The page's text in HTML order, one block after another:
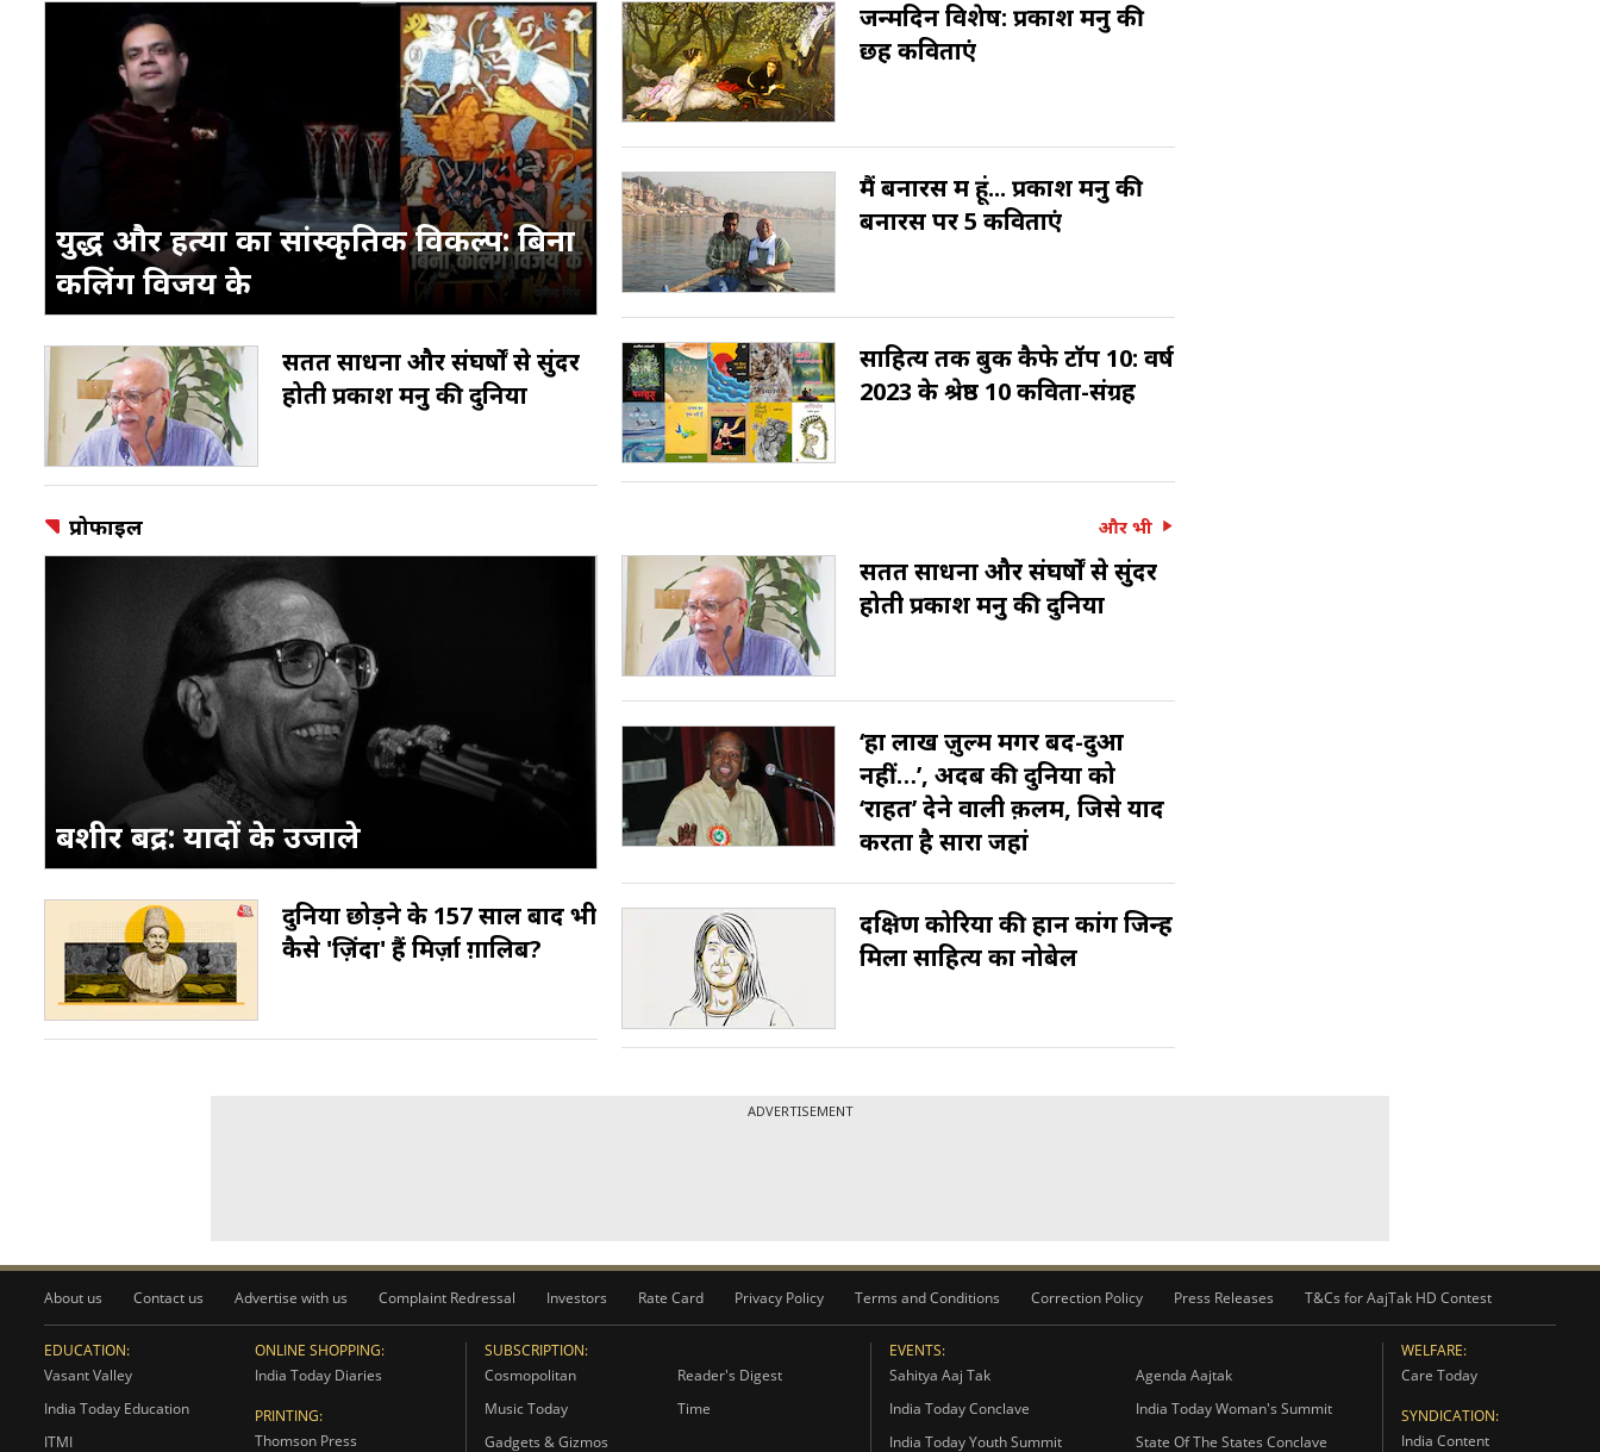
युद्ध और हत्या का सांस्कृतिक विकल्प: बिना
कलिंग विजय के
सतत साधना और संघर्षों से सुंदर
होती प्रकाश मनु की दुनिया
जन्मदिन विशेष: प्रकाश मनु की
छह कविताएं
मैं बनारस में हूं... प्रकाश मनु की
बनारस पर 5 कविताएं
साहित्य तक बुक कैफे टॉप 10: वर्ष
2023 के श्रेष्ठ 10 कविता-संग्रह
प्रोफाइल
बशीर बद्र: यादों के उजाले
दुनिया छोड़ने के 157 साल बाद भी
कैसे 'ज़िंदा' हैं मिर्ज़ा ग़ालिब?
सतत साधना और संघर्षों से सुंदर
होती प्रकाश मनु की दुनिया
‘हों लाख ज़ुल्म मगर बद-दुआ
नहीं…’, अदब की दुनिया को
‘राहत’ देने वाली क़लम, जिसे याद
करता है सारा जहां
दक्षिण कोरिया की हान कांग जिन्हें
मिला साहित्य का नोबेल
और भी
ADVERTISEMENT
About us Contact us Advertise with us Complaint Redressal Investors Rate Card Privacy Policy Terms and Conditions Correction Policy Press Releases T&Cs for AajTak HD Contest
EDUCATION:
Vasant Valley
India Today Education
ITMI
ONLINE SHOPPING:
India Today Diaries
PRINTING:
Thomson Press
SUBSCRIPTION:
Cosmopolitan
Reader's Digest
Music Today
Time
Gadgets & Gizmos
EVENTS:
Sahitya Aaj Tak
Agenda Aajtak
India Today Conclave
India Today Woman's Summit
India Today Youth Summit
State Of The States Conclave
WELFARE:
Care Today
SYNDICATION:
India Content